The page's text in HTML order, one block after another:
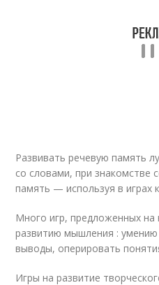
Развивать речевую память
со словами, при знакомстве
память — используя в играх
Много игр, предложенных
развитию мышления : умению
выводы, оперировать
Игры на развитие